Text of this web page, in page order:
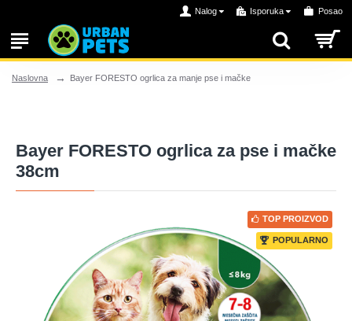
Nalog Isporuka Posao
Naslovna Bayer FORESTO ogrlica za manje pse i mačke
Bayer FORESTO ogrlica za pse i mačke
38cm
POPULARNO
TOP PROIZVOD